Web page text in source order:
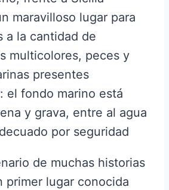
maravilloso lugar para
a la cantidad de
multicolores, peces y
presentes
: el fondo marino está
y grava, entre al agua
por seguridad
de muchas historias
primer lugar conocida